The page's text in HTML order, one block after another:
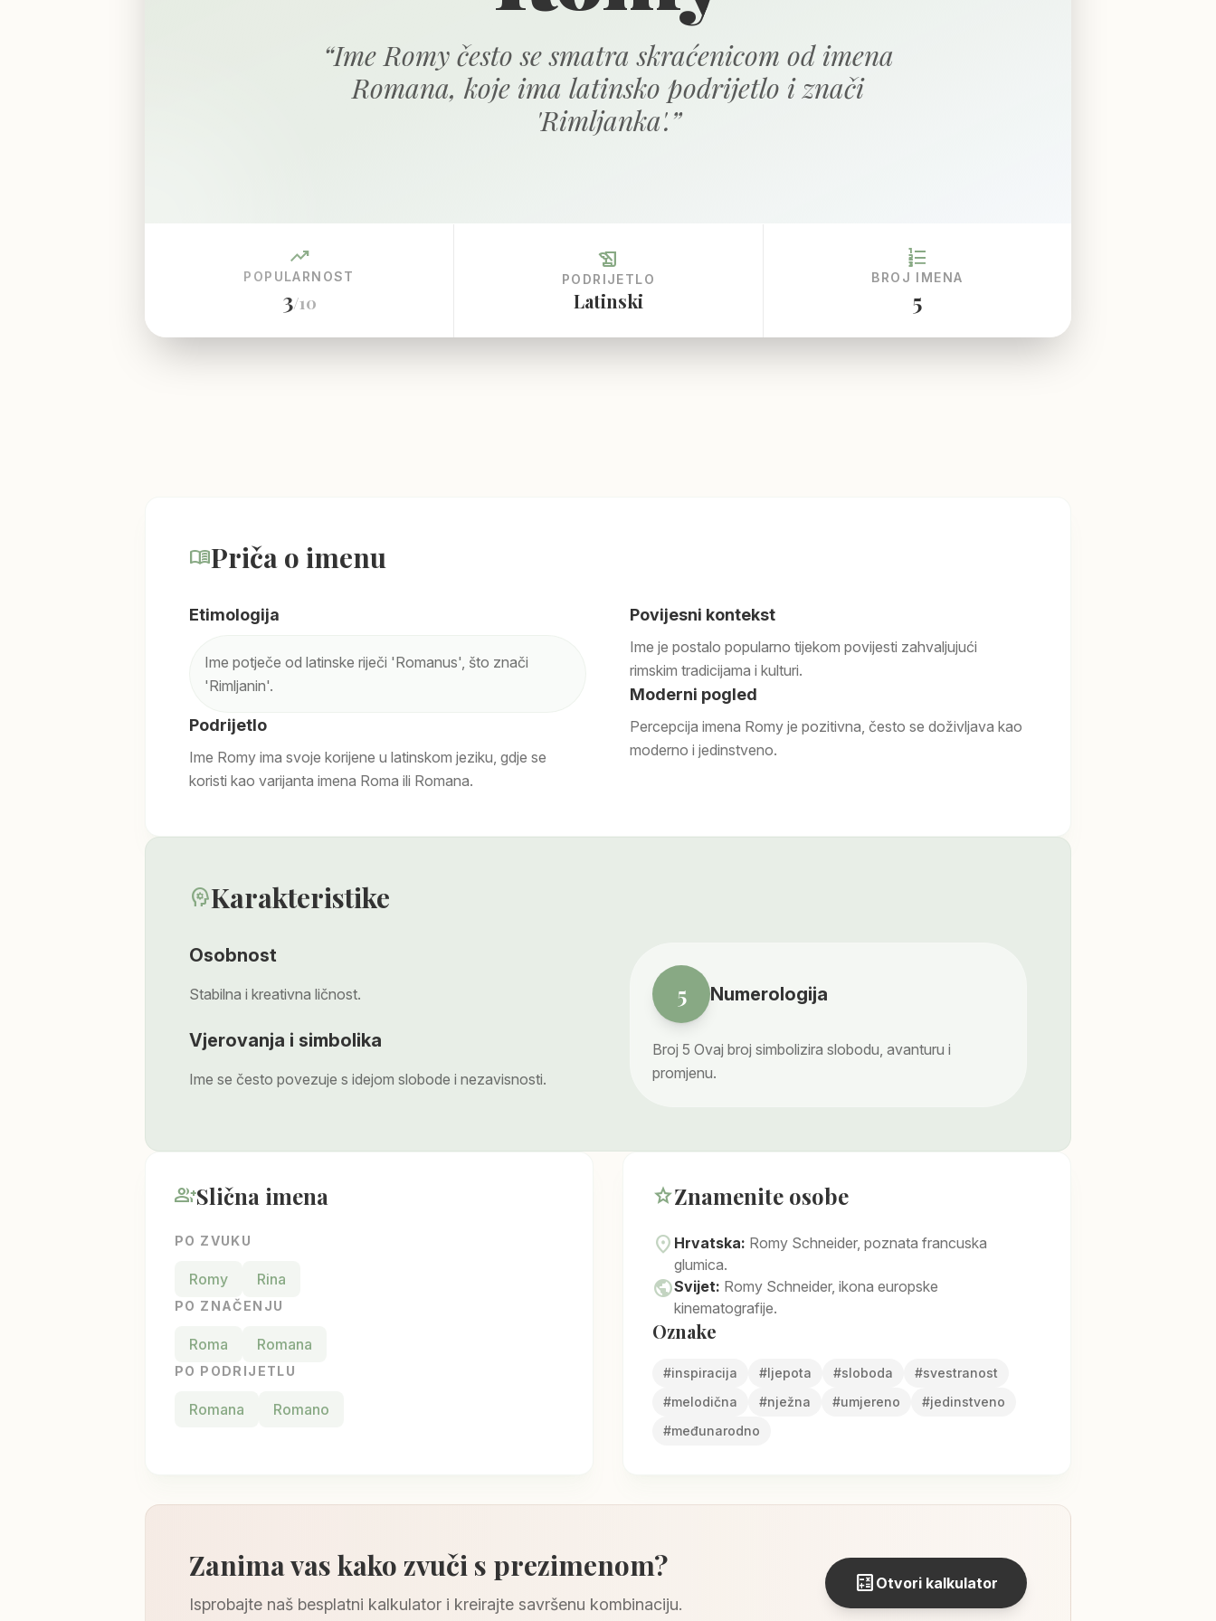
“Ime Romy često se smatra skraćenicom od imena
Romana, koje ima latinsko podrijetlo i znači
'Rimljanka'.”
trending_up
POPULARNOST
3/10
history_edu
PODRIJETLO
Latinski
format_list_numbered
BROJ IMENA
5
menu_bookPriča o imenu
Etimologija
Ime potječe od latinske riječi 'Romanus', što znači
'Rimljanin'.
Podrijetlo
Ime Romy ima svoje korijene u latinskom jeziku, gdje se
koristi kao varijanta imena Roma ili Romana.
Povijesni kontekst
Ime je postalo popularno tijekom povijesti zahvaljujući
rimskim tradicijama i kulturi.
Moderni pogled
Percepcija imena Romy je pozitivna, često se doživljava kao
moderno i jedinstveno.
psychologyKarakteristike
Osobnost
Stabilna i kreativna ličnost.
Vjerovanja i simbolika
Ime se često povezuje s idejom slobode i nezavisnosti.
5 Numerologija
Broj 5 Ovaj broj simbolizira slobodu, avanturu i
promjenu.
group_addSlična imena
PO ZVUKU
Romy Rina
PO ZNAČENJU
Roma Romana
PO PODRIJETLU
Romana Romano
starZnamenite osobe
location_on Hrvatska: Romy Schneider, poznata francuska
glumica.
publicSvijet: Romy Schneider, ikona europske
kinematografije.
Oznake
#inspiracija #ljepota #sloboda #svestranost
#melodična #nježna #umjereno #jedinstveno
#međunarodno
Zanima vas kako zvuči s prezimenom?
Isprobajte naš besplatni kalkulator i kreirajte savršenu kombinaciju.
calculate Otvori kalkulator